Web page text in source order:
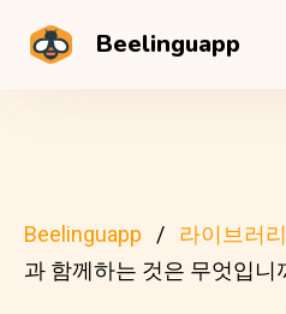
Beelinguapp
Beelinguapp 라이브러리
과 함께하는 것은 무엇입니